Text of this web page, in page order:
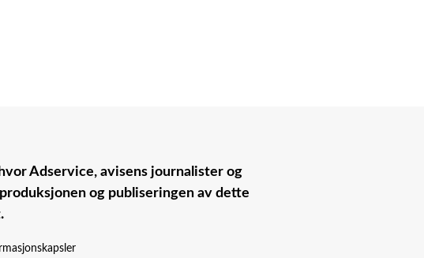
Adservice, avisens journalister og
og publiseringen av dette